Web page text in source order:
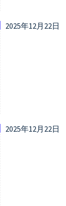
2025年12月22日
2025年12月22日